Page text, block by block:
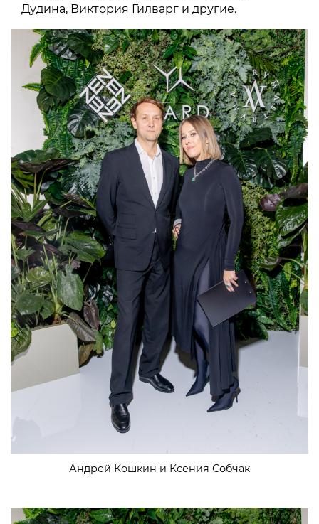
Дудина, Виктория Гилварг и другие.
Андрей Кошкин и Ксения Собчак